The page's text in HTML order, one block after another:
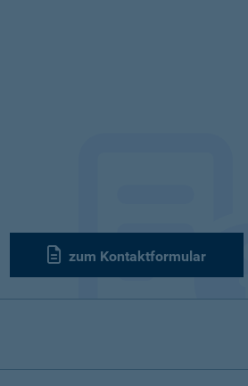
zum Kontaktformular